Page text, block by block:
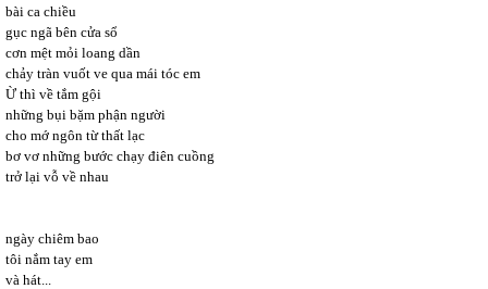
bài ca chiều
gục ngã bên cửa sổ
cơn mệt mỏi loang dần
chảy tràn vuốt ve qua mái tóc em
Ừ thì về tắm gội
những bụi bặm phận người
cho mớ ngôn từ thất lạc
bơ vơ những bước chạy điên cuồng
trở lại vỗ về nhau
ngày chiêm bao
tôi nắm tay em
và hát...